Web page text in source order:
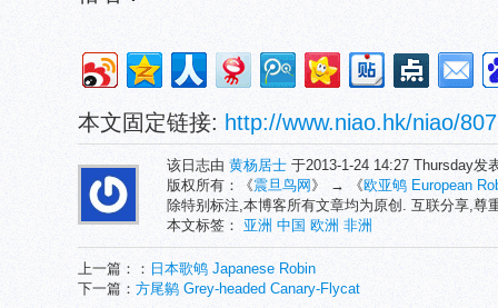
本文固定链接: http://www.niao.hk/niao/
该日志由 黄杨居士 于2013-1-24 14:27 Thursday发
版权所有：《震旦鸟网 》 → 《欧亚鸲 European
除特别标注,本博客所有文章均为原创. 互联分享,尊
本文标签： 亚洲 中国 欧洲 非洲
上一篇：： 日本歌鸲 Japanese Robin
下一篇： 方尾鹟 Grey-headed Canary-Flycat